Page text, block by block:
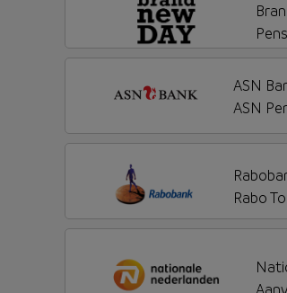
ASN
ASN
Rabo